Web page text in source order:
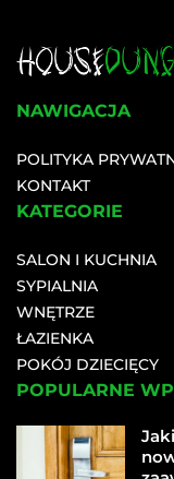
NAWIGACJA
POLITYKA
KONTAKT
KATEGORIE
SALON I KUCHNIA
SYPIALNIA
WNĘTRZE
ŁAZIENKA
POKÓJ DZIECIĘCY
POPULARNE